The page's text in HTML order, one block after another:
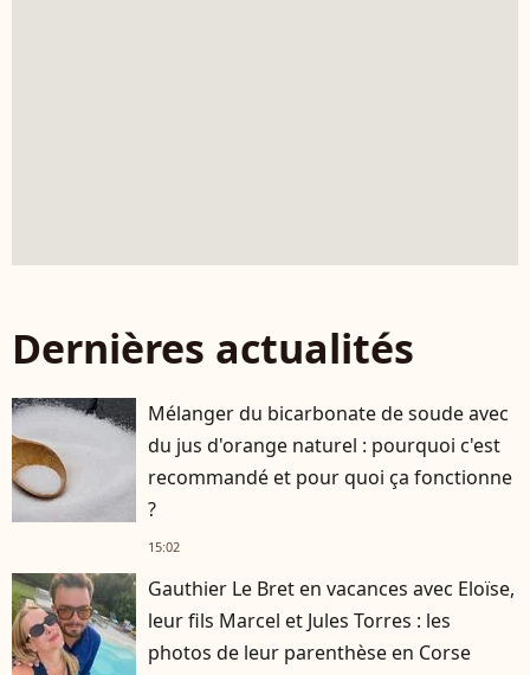
Dernières actualités
Mélanger du bicarbonate de soude avec
du jus d'orange naturel : pourquoi c'est
recommandé et pour quoi ça fonctionne
?
15:02
Gauthier Le Bret en vacances avec Eloïse,
leur fils Marcel et Jules Torres : les
photos de leur parenthèse en Corse